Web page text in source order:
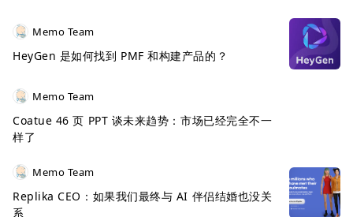
Memo Team
HeyGen 是如何找到 PMF 和构建产品的？
Memo Team
Coatue 46 页 PPT 谈未来趋势：市场已经完全不一
样了
Memo Team
Replika CEO：如果我们最终与 AI 伴侣结婚也没关
系